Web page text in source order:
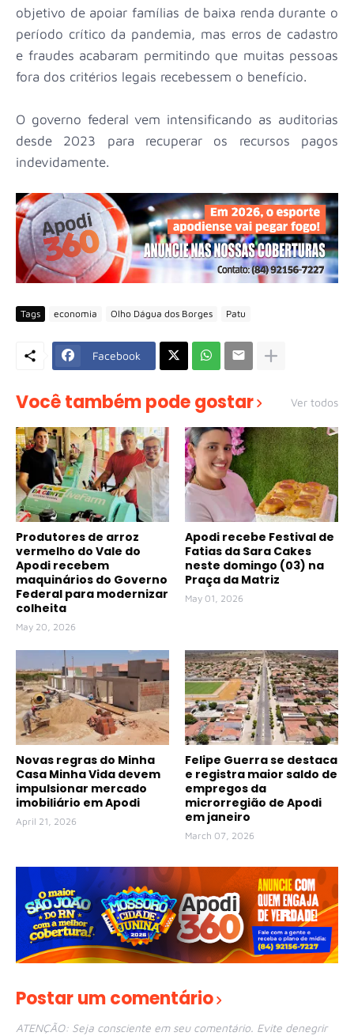
objetivo de apoiar famílias de baixa renda durante o
período crítico da pandemia, mas erros de cadastro
e fraudes acabaram permitindo que muitas pessoas
fora dos critérios legais recebessem o benefício.
O governo federal vem intensificando as auditorias
desde 2023 para recuperar os recursos pagos
indevidamente.
Tags economia Olho Dágua dos Borges Patu
Facebook
Você também pode gostar Ver todos
Produtores de arroz
vermelho do Vale do
Apodi recebem
maquinários do Governo
Federal para modernizar
colheita
May 20, 2026
Apodi recebe Festival de
Fatias da Sara Cakes
neste domingo (03) na
Praça da Matriz
May 01, 2026
Novas regras do Minha
Casa Minha Vida devem
impulsionar mercado
imobiliário em Apodi
April 21, 2026
Felipe Guerra se destaca
e registra maior saldo de
empregos da
microrregião de Apodi
em janeiro
March 07, 2026
Postar um comentário
ATENÇÃO: Seja consciente em seu comentário. Evite denegrir